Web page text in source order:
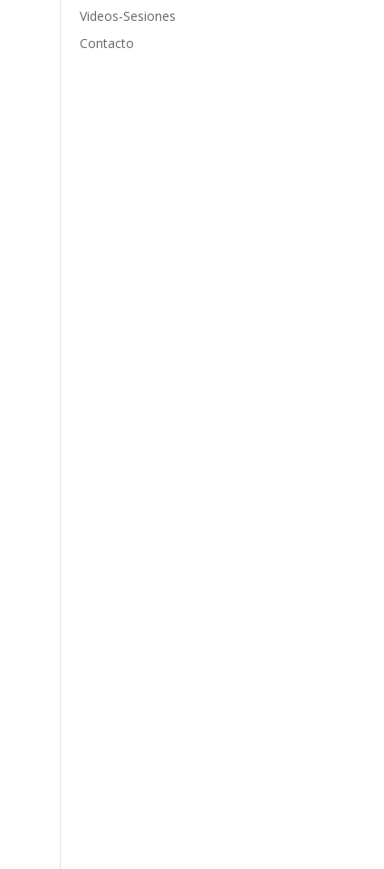
Videos-Sesiones
Contacto